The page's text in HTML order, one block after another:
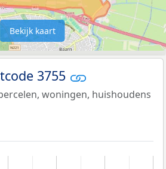
Bekijk kaart
3755
woningen, huishoudens